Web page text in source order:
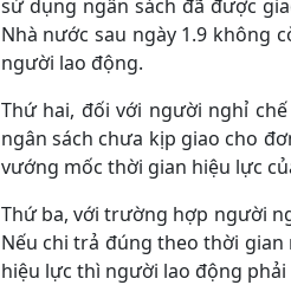
sử dụng ngân sách đã được
Nhà nước sau ngày 1.9 không
người lao động.
Thứ hai, đối với người nghỉ
ngân sách chưa kịp giao cho
vướng mốc thời gian hiệu lực
Thứ ba, với trường hợp người
Nếu chi trả đúng theo thời
hiệu lực thì người lao động